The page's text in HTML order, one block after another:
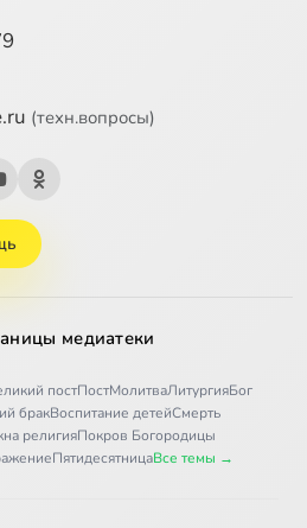
(техн.вопросы)
медиатеки
постПостМолитваЛитургияБог
бракВоспитание детейСмерть
религияПокров Богородицы
ПятидесятницаВсе темы →